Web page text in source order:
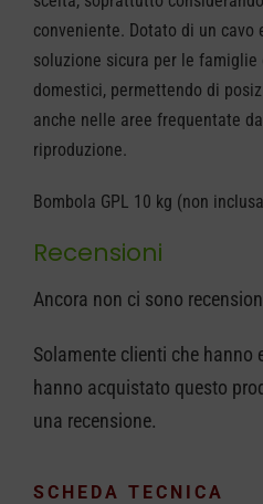
conveniente. Dotato di un cavo
soluzione sicura per le
domestici, permettendo di
anche nelle aree frequentate
riproduzione.
Bombola GPL 10 kg (non
Recensioni
Ancora non ci sono
Solamente clienti che hanno
hanno acquistato questo
una recensione.
SCHEDA TECNICA